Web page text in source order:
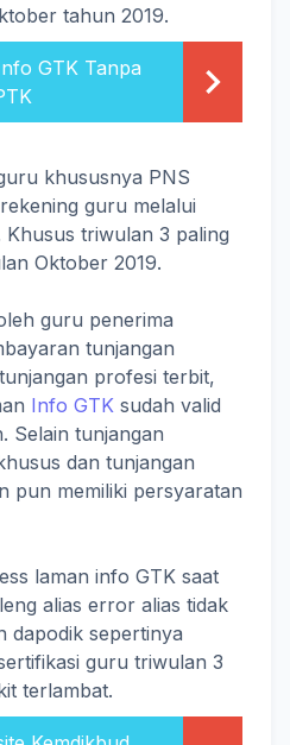
tahun 2019.
GTK Tanpa
khususnya PNS
guru melalui
triwulan 3 paling
Oktober 2019.
guru penerima
tunjangan
profesi terbit,
Info GTK sudah valid
Selain tunjangan
dan tunjangan
pun memiliki persyaratan
laman info GTK saat
alias error alias tidak
dapodik sepertinya
guru triwulan 3
terlambat.